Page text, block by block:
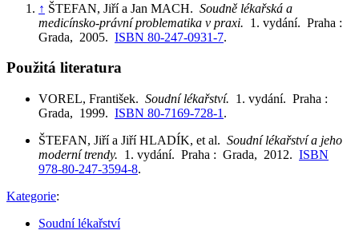
↑ ŠTEFAN, Jiří a Jan MACH. Soudně lékařská a
medicínsko-právní problematika v praxi. 1. vydání. Praha :
Grada, 2005. ISBN 80-247-0931-7.
Použitá literatura
VOREL, František. Soudní lékařství. 1. vydání. Praha :
Grada, 1999. ISBN 80-7169-728-1 .
ŠTEFAN, Jiří a Jiří HLADÍK, et al. Soudní lékařství a jeho
moderní trendy. 1. vydání. Praha : Grada, 2012. ISBN
978-80-247-3594-8.
Kategorie:
Soudní lékařství